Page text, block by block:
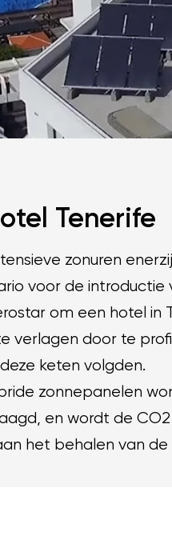
Tenerife
zonuren
voor de introductie
om een hotel in
verlagen door te
keten volgden.
zonnepanelen
en wordt de
het behalen van